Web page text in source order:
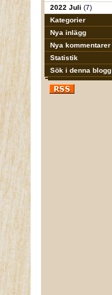
2022 Juli (7)
Kategorier
Nya inlägg
Nya kommentarer
Statistik
Sök i denna blogg